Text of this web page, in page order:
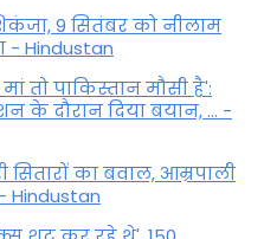
9 सितंबर को नीलाम
- Hindustan
तो पाकिस्तान मौसी है':
के दौरान दिया बयान, ... -
सितारों का बवाल, आम्रपाली